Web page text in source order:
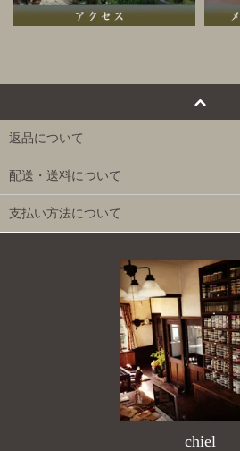
返品について
配送・送料について
支払い方法について
chiel